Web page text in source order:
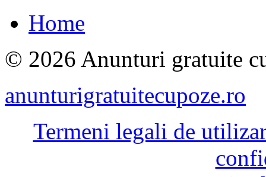
Home
© 2026 Anunturi gratuite
anunturigratuitecupoze.ro
Termeni legali de